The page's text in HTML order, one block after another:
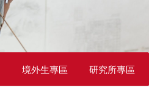
境外生專區 研究所專區